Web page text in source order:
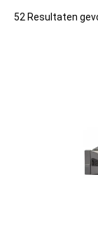
52 Resultaten